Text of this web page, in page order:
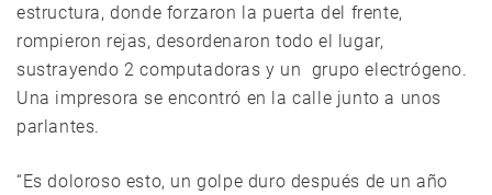
estructura, donde forzaron la puerta del frente,
rompieron rejas, desordenaron todo el lugar,
sustrayendo 2 computadoras y un grupo electrógeno.
Una impresora se encontró en la calle junto a unos
parlantes.
“Es doloroso esto, un golpe duro después de un año